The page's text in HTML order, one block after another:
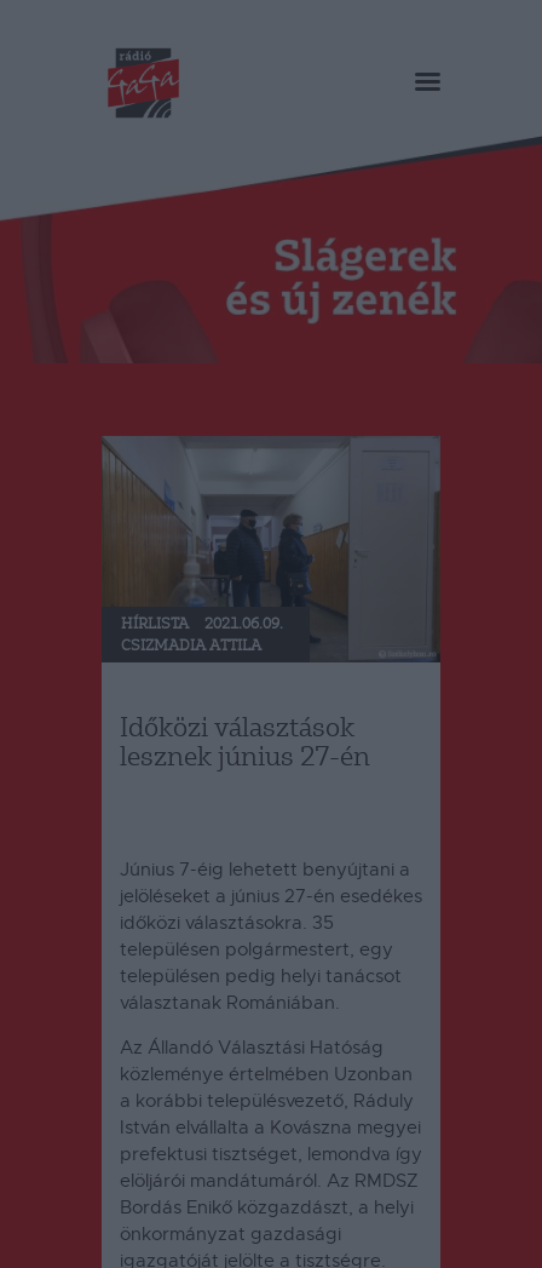
RÁDIÓ GAGA
Műsorok
Duma Duba
Podcast és videók
Stáb
Kapcsolat
HÍRLISTA
2021.06.09.
CSIZMADIA ATTILA
Időközi választások
lesznek június 27-én
Június 7-éig lehetett benyújtani a
jelöléseket a június 27-én esedékes
időközi választásokra. 35
településen polgármestert, egy
településen pedig helyi tanácsot
választanak Romániában.
Az Állandó Választási Hatóság
közleménye értelmében Uzonban
a korábbi településvezető, Ráduly
István elvállalta a Kovászna megyei
prefektusi tisztséget, lemondva így
elöljárói mandátumáról. Az RMDSZ
Bordás Enikő közgazdászt, a helyi
önkormányzat gazdasági
igazgatóját jelölte a tisztségre.